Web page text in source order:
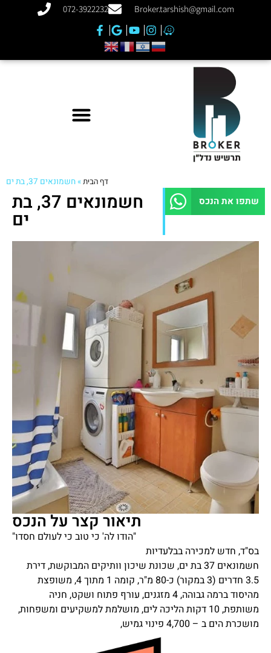
072-3922232 Broker.tarshish@gmail.com
דף הבית»חשמונאים 37, בת ים
חשמונאים 37, בת
ים
שתפו את הנכס
תיאור קצר על הנכס
"הודו לה' כי טוב כי לעולם חסדו"
בס"ד, חדש למכירה בבלעדיות
חשמונאים 37 בת ים, שכונת שיכון וותיקים המבוקשת, דירת
3.5 חדרים (3 במקור) כ-80 מ"ר, קומה 1 מתוך 4, משופצת
מהיסוד ברמה גבוהה, 4 מזגנים, עורף פתוח ושקט, חניה
משותפת, 10 דקות הליכה לים, מושלמת למשקיעים ומשפחות,
מושכרת הים ב – 4,700 פינוי גמיש,